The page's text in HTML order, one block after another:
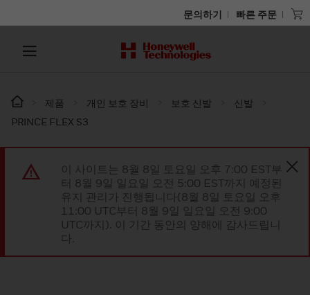
문의하기 빠른 주문
제품 개인 보호 장비 보호 신발
신발
PRINCE FLEX S3
이 사이트는 8월 8일 토요일 오후 7:00 EST부
터 8월 9일 일요일 오전 5:00 EST까지 예정된
유지 관리가 진행됩니다(8월 8일 토요일 오후
11:00 UTC부터 8월 9일 일요일 오전 9:00
UTC까지). 이 기간 동안의 양해에 감사드립니
다.